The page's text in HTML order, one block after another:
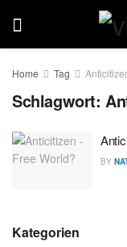
Home Tag
Schlagwort:
BY
Kategorien